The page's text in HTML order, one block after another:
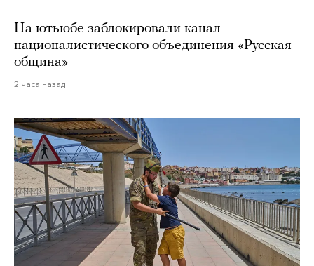
На ютьюбе заблокировали канал
националистического объединения «Русская
община»
2 часа назад